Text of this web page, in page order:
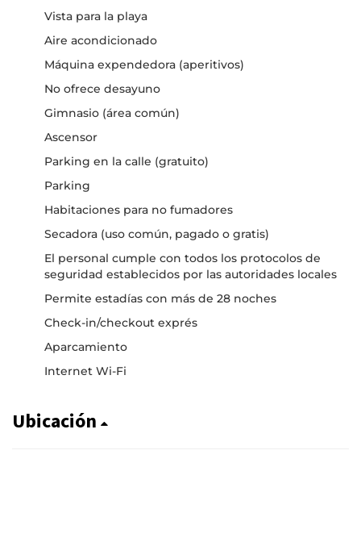
Vista para la playa
Aire acondicionado
Máquina expendedora (aperitivos)
No ofrece desayuno
Gimnasio (área común)
Ascensor
Parking en la calle (gratuito)
Parking
Habitaciones para no fumadores
Secadora (uso común, pagado o gratis)
El personal cumple con todos los protocolos de
seguridad establecidos por las autoridades locales
Permite estadías con más de 28 noches
Check-in/checkout exprés
Aparcamiento
Internet Wi-Fi
Ubicación